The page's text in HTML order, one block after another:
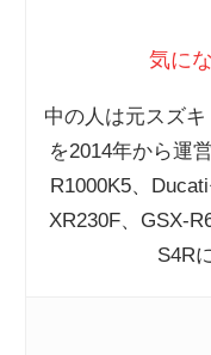
気に
中の人は元スズ
を2014年から運
R1000K5、
XR230F、GSX-
S4R